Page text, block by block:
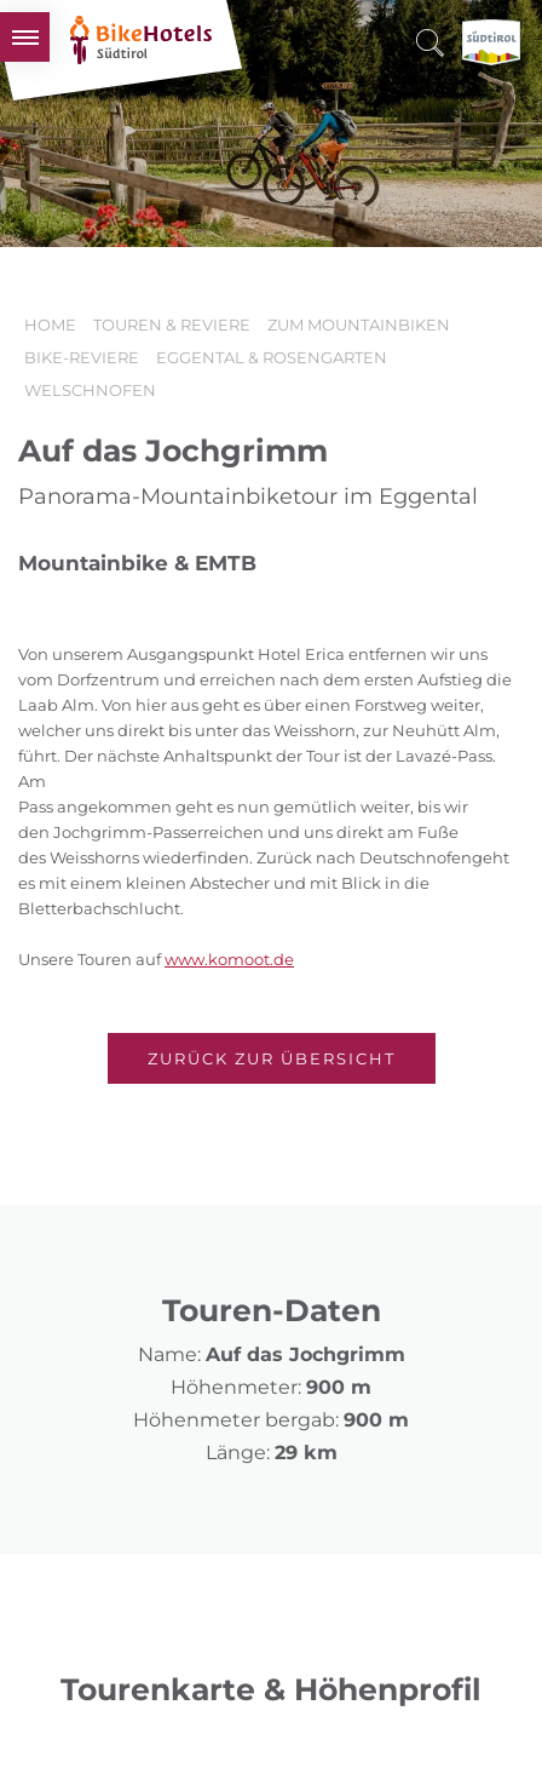
BIKEHOTELS
HOTELS & PAKETE
TOUREN & REVIERE
SÜDTIROL & WIR
HOME TOUREN & REVIERE
ZUM MOUNTAINBIKEN
BIKE-REVIERE
EGGENTAL & ROSENGARTEN
WELSCHNOFEN
Auf das Jochgrimm
Panorama-Mountainbiketour im Eggental
Mountainbike & EMTB
Von unserem Ausgangspunkt Hotel Erica entfernen wir uns
vom Dorfzentrum und erreichen nach dem ersten Aufstieg die
Laab Alm. Von hier aus geht es über einen Forstweg weiter,
welcher uns direkt bis unter das Weisshorn, zur Neuhütt Alm,
führt. Der nächste Anhaltspunkt der Tour ist der Lavazé-Pass.
Am
Pass angekommen geht es nun gemütlich weiter, bis wir
den Jochgrimm-Passerreichen und uns direkt am Fuße
des Weisshorns wiederfinden. Zurück nach Deutschnofengeht
es mit einem kleinen Abstecher und mit Blick in die
Bletterbachschlucht.
Unsere Touren aufwww.komoot.de
ZURÜCK ZUR ÜBERSICHT
Touren-Daten
Name: Auf das Jochgrimm
Höhenmeter: 900 m
Höhenmeter bergab: 900 m
Länge: 29 km
Tourenkarte & Höhenprofil